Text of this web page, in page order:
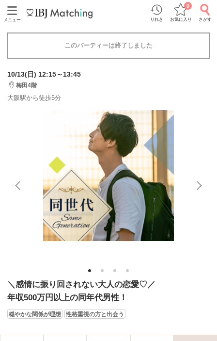
メニュー りれき お気に入り
0
さがす
このパーティーは終了しました
10/13(日) 12:15～13:45
梅田4階
大阪駅から徒歩5分
1 2 3 4
＼感情に振り回されない大人の恋愛♡／
年収500万円以上の同年代男性！
穏やかな関係が理想 性格重視の方と出会う